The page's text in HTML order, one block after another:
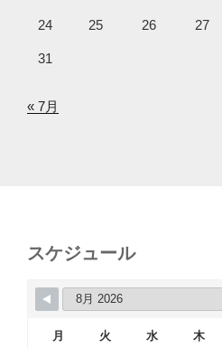
24 25 26 27
31
« 7月
スケジュール
月 火 水 木